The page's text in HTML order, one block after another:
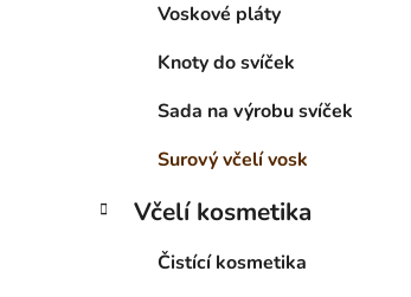
l
Voskové pláty
Knoty do svíček
Sada na výrobu svíček
Surový včelí vosk
Včelí kosmetika
Čistící kosmetika